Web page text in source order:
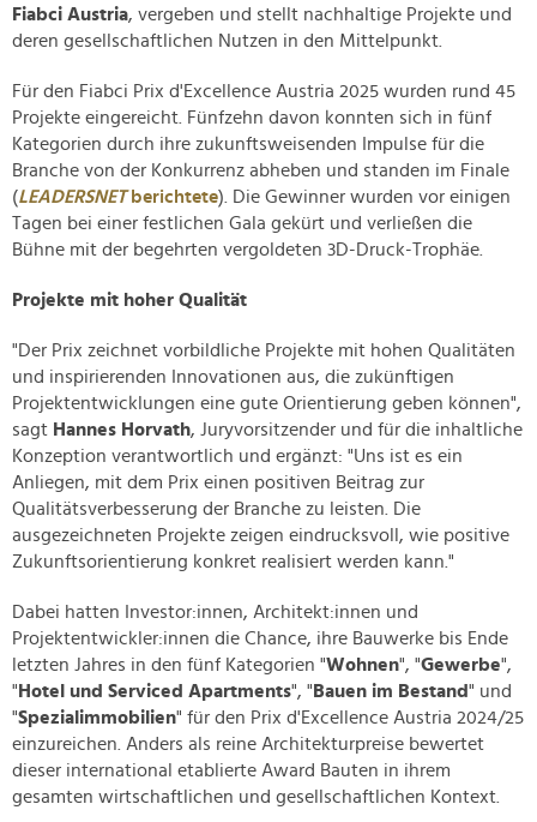
Fiabci Austria, vergeben und stellt nachhaltige Projekte und
deren gesellschaftlichen Nutzen in den Mittelpunkt.
Für den Fiabci Prix d'Excellence Austria 2025 wurden rund 45
Projekte eingereicht. Fünfzehn davon konnten sich in fünf
Kategorien durch ihre zukunftsweisenden Impulse für die
Branche von der Konkurrenz abheben und standen im Finale
(LEADERSNETberichtete). Die Gewinner wurden vor einigen
Tagen bei einer festlichen Gala gekürt und verließen die
Bühne mit der begehrten vergoldeten 3D-Druck-Trophäe.
Projekte mit hoher Qualität
"Der Prix zeichnet vorbildliche Projekte mit hohen Qualitäten
und inspirierenden Innovationen aus, die zukünftigen
Projektentwicklungen eine gute Orientierung geben können",
sagt Hannes Horvath, Juryvorsitzender und für die inhaltliche
Konzeption verantwortlich und ergänzt: "Uns ist es ein
Anliegen, mit dem Prix einen positiven Beitrag zur
Qualitätsverbesserung der Branche zu leisten. Die
ausgezeichneten Projekte zeigen eindrucksvoll, wie positive
Zukunftsorientierung konkret realisiert werden kann."
Dabei hatten Investor:innen, Architekt:innen und
Projektentwickler:innen die Chance, ihre Bauwerke bis Ende
letzten Jahres in den fünf Kategorien "Wohnen", "Gewerbe",
" Hotel und Serviced Apartments", " Bauen im Bestand" und
"Spezialimmobilien" für den Prix d'Excellence Austria 2024/25
einzureichen. Anders als reine Architekturpreise bewertet
dieser international etablierte Award Bauten in ihrem
gesamten wirtschaftlichen und gesellschaftlichen Kontext.